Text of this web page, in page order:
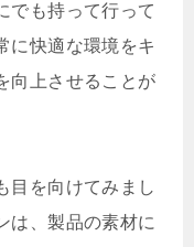
でも持って行って
に快適な環境をキ
向上させることが
目を向けてみまし
は、製品の素材に